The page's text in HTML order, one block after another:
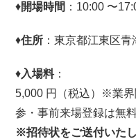
♦開場時間 ：10:00 〜
♦住所 ：東京都江東区
♦入場料：
5,000 円（税込）※業
参・事前来場登録は無
※招待状をご送付いた